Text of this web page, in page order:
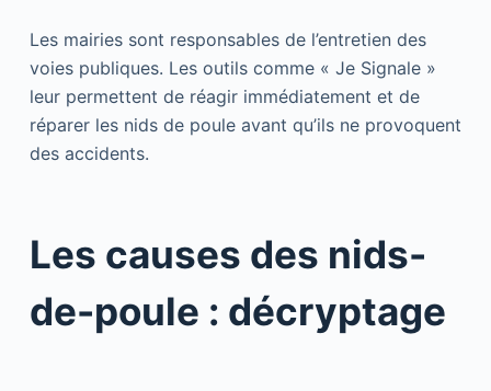
Les mairies sont responsables de l’entretien des
voies publiques. Les outils comme « Je Signale »
leur permettent de réagir immédiatement et de
réparer les nids de poule avant qu’ils ne provoquent
des accidents.
Les causes des nids-
de-poule : décryptage